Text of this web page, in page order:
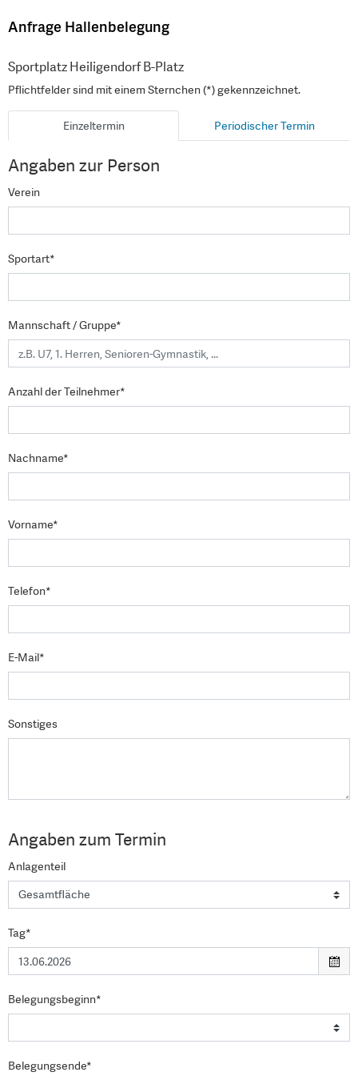
Anfrage Hallenbelegung
Sportplatz Heiligendorf B-Platz
Pflichtfelder sind mit einem Sternchen (*) gekennzeichnet.
Einzeltermin Periodischer Termin
Angaben zur Person
Verein
Sportart*
Mannschaft / Gruppe*
Anzahl der Teilnehmer*
Nachname*
Vorname*
Telefon*
E-Mail*
Sonstiges
Angaben zum Termin
Anlagenteil
Tag*
Belegungsbeginn*
Belegungsende*